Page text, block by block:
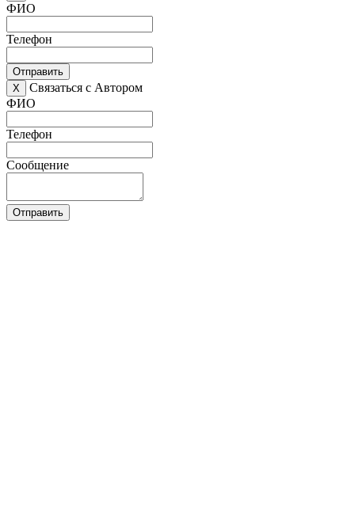
ФИО
Телефон
Отправить
X
Связаться с Автором
ФИО
Телефон
Сообщение
Отправить